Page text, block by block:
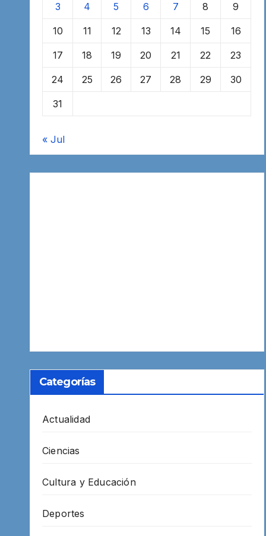
3 4 5 6 7 8 9
10 11 12 13 14 15 16
17 18 19 20 21 22 23
24 25 26 27 28 29 30
31
« Jul
Categorías
Actualidad
Ciencias
Cultura y Educación
Deportes